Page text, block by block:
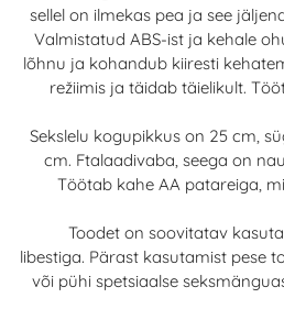
sellel on ilmekas pea ja see
Valmistatud ABS-ist ja kehale
lõhnu ja kohandub kiiresti
režiimis ja täidab täielikult.
Sekslelu kogupikkus on 25 cm,
cm. Ftalaadivaba, seega on
Töötab kahe AA patareiga,
Toodet on soovitatav
libestiga. Pärast kasutamist pese
või pühi spetsiaalse